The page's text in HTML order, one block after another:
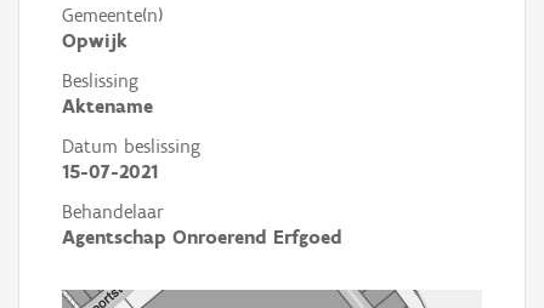
Gemeente(n)
Opwijk
Beslissing
Aktename
Datum beslissing
15-07-2021
Behandelaar
Agentschap Onroerend Erfgoed